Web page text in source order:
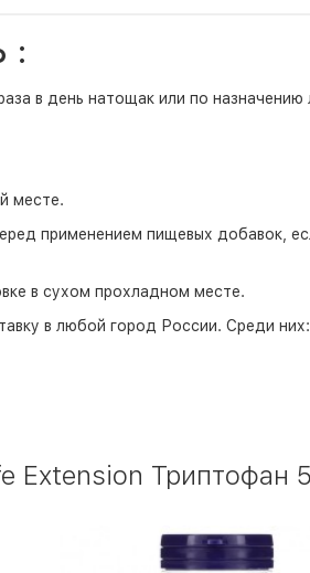
:
в день натощак или по
месте.
применением пищевых добавок,
в сухом прохладном месте.
в любой город России. Среди них:
Extension Триптофан